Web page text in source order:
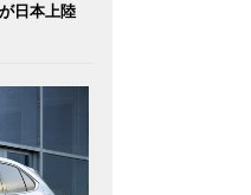
日本上陸